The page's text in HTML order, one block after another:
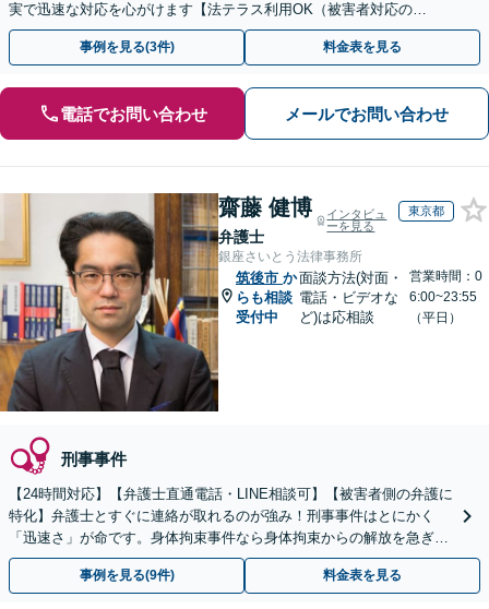
実で迅速な対応を心がけます【法テラス利用OK（被害者対応の
み）】【当日・休日・夜間相談OK】
事例を見る(3件) 料金表を見る
電話でお問い合わせ メールでお問い合わせ
齋藤 健博
弁護士
インタビュ
ーを見る
東京都
銀座さいとう法律事務所
筑後市 か
らも相談
受付中
面談方法(対面・
電話・ビデオな
ど)は応相談
営業時間：0
6:00~23:55
（平日）
刑事事件
【24時間対応】【弁護士直通電話・LINE相談可】【被害者側の弁護に
特化】弁護士とすぐに連絡が取れるのが強み！刑事事件はとにかく
「迅速さ」が命です。身体拘束事件なら身体拘束からの解放を急ぎま
す。示談交渉はお任せください。
事例を見る(9件) 料金表を見る